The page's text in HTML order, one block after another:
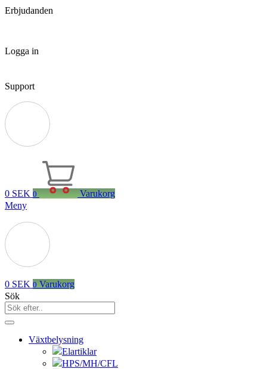
Erbjudanden
Logga in
Support
0 SEK 0
Varukorg
Meny
0 SEK 0 Varukorg
Sök
Växtbelysning
Elartiklar
HPS/MH/CFL